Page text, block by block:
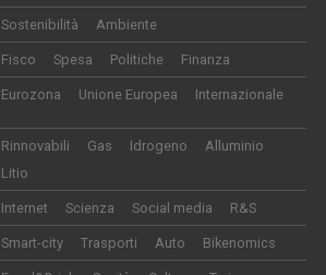
Sostenibilità Ambiente
Fisco Spesa Politiche Finanza
Eurozona Unione Europea Internazionale
Rinnovabili Gas Idrogeno
Alluminio
Litio
Internet Scienza Social media R&S
Smart-city Trasporti Auto Bikenomics